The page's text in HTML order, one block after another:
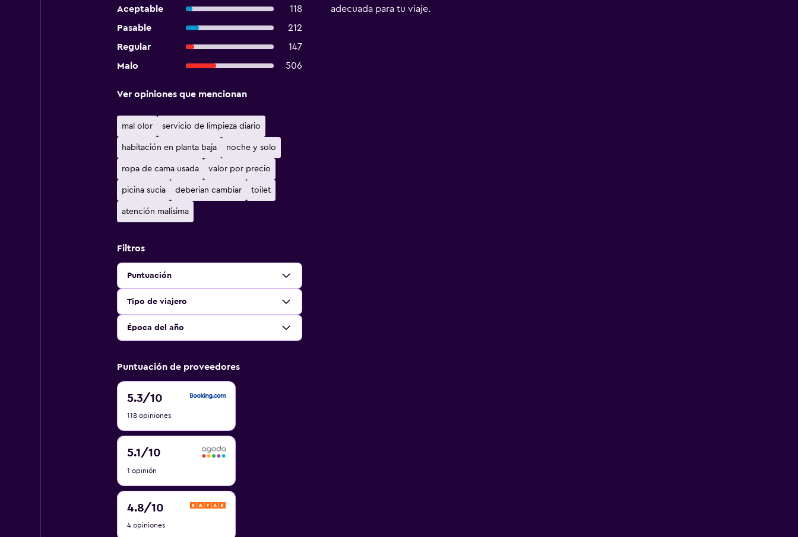
Aceptable
118
Pasable
212
Regular
147
Malo
506
Ver opiniones que mencionan
mal olor servicio de limpieza diario
habitación en planta baja noche y solo
ropa de cama usada valor por precio
picina sucia deberian cambiar toilet
atención malisima
Filtros
Puntuación
Tipo de viajero
Época del año
Puntuación de proveedores
5.3/10
5.3
10
118 opiniones
5.1 /10
5.1
10
1 opinión
4.8/10
4.8
10
4 opiniones
adecuada para tu viaje.